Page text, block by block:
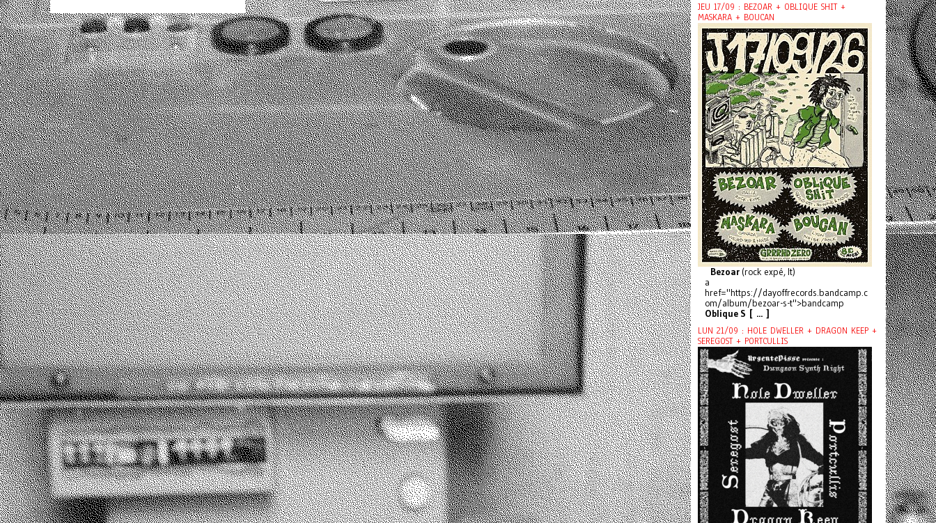
JEU 17/09 : BEZOAR + OBLIQUE SHIT +
MASKARA + BOUCAN
Bezoar (rock expé, It)
a
href="https://dayoffrecords.bandcamp.c
om/album/bezoar-s-t">bandcamp
Oblique S [ ... ]
LUN 21/09 : HOLE DWELLER + DRAGON KEEP +
SEREGOST + PORTCULLIS